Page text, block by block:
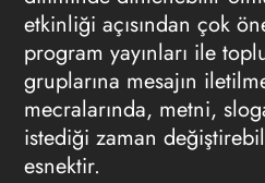
etkinliği açısından çok
program yayınları ile
gruplarına mesajın
mecralarında, metni,
istediği zaman
esnektir.